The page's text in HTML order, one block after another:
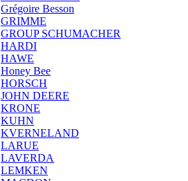
Grégoire Besson
GRIMME
GROUP SCHUMACHER
HARDI
HAWE
Honey Bee
HORSCH
JOHN DEERE
KRONE
KUHN
KVERNELAND
LARUE
LAVERDA
LEMKEN